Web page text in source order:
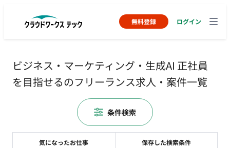
無料登録 ログイン
ビジネス・マーケティング・生成AI 正社員
を目指せるのフリーランス求人・案件一覧
気になったお仕事 保存した検索条件
条件検索